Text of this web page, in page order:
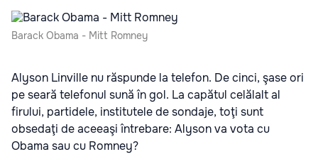
Barack Obama - Mitt Romney
Alyson Linville nu răspunde la telefon. De cinci, şase ori
pe seară telefonul sună în gol. La capătul celălalt al
firului, partidele, institutele de sondaje, toţi sunt
obsedaţi de aceeaşi întrebare: Alyson va vota cu
Obama sau cu Romney?